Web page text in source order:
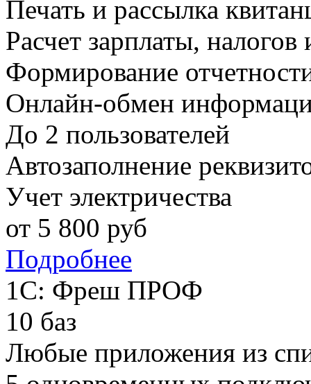
Печать и рассылка
Расчет зарплаты, налогов
Формирование
Онлайн-обмен
До 2 пользователей
Автозаполнение
Учет электричества
от 5 800 руб
Подробнее
1С: Фреш ПРОФ
10 баз
Любые приложения из